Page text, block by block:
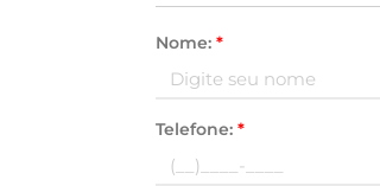
Nome: *
Telefone: *